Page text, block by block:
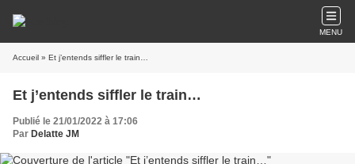
MENU
Accueil » Et j’entends siffler le train…
Et j’entends siffler le train…
Publié le 21/01/2022 à 17:06
Par Delatte JM